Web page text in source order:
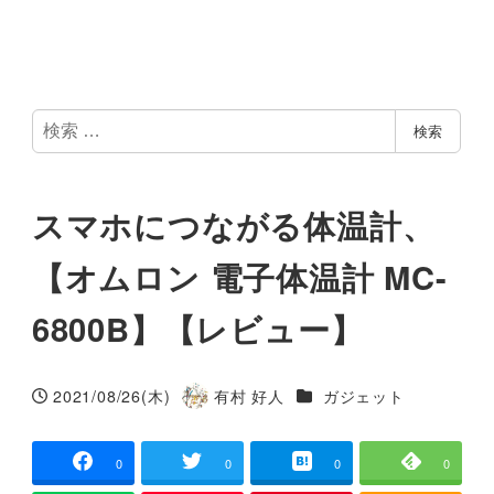
検
索
検索
スマホにつながる体温計、
【オムロン 電子体温計 MC-
6800B】【レビュー】
投稿日
2021/08/26(木)
著
有村 好人 カテゴリー
ガジェット
0 0 0 0